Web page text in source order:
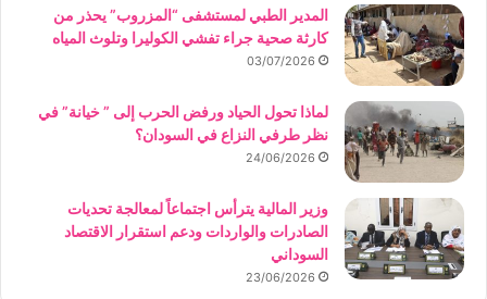
المدير الطبي لمستشفى “المزروب” يحذر من
كارثة صحية جراء تفشي الكوليرا وتلوث المياه
03/07/2026
لماذا تحول الحياد ورفض الحرب إلى ” خيانة” في
نظر طرفي النزاع في السودان؟
24/06/2026
وزير المالية يترأس اجتماعاً لمعالجة تحديات
الصادرات والواردات ودعم استقرار الاقتصاد
السوداني
23/06/2026